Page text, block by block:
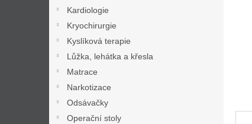
Kardiologie
Kryochirurgie
Kyslíková terapie
Lůžka, lehátka a křesla
Matrace
Narkotizace
Odsávačky
Operační stoly